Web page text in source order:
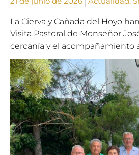
La Cierva y Cañada del Hoyo
Visita Pastoral de Monseñor
cercanía y el acompañamiento